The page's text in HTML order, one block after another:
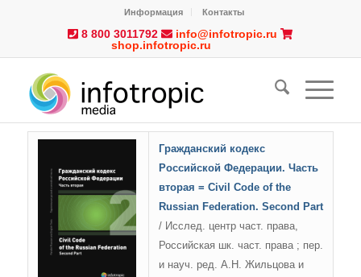
Информация Контакты
8 800 3011792
info@infotropic.ru
shop.infotropic.ru
Гражданский кодекс
Российской Федерации. Часть
вторая = Civil Code of the
Russian Federation. Second Part
/ Исслед. центр част. права,
Российская шк. част. права ; пер.
и науч. ред. А.Н. Жильцова и